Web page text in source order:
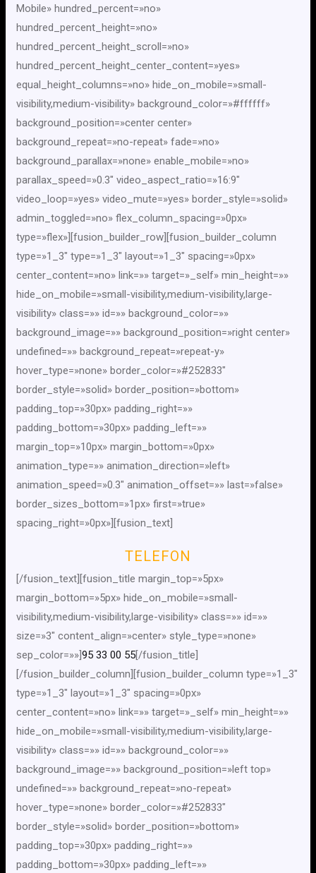
Mobile» hundred_percent=»no»
hundred_percent_height=»no»
hundred_percent_height_scroll=»no»
hundred_percent_height_center_content=»yes»
equal_height_columns=»no» hide_on_mobile=»small-
visibility,medium-visibility» background_color=»#ffffff»
background_position=»center center»
background_repeat=»no-repeat» fade=»no»
background_parallax=»none» enable_mobile=»no»
parallax_speed=»0.3″ video_aspect_ratio=»16:9″
video_loop=»yes» video_mute=»yes» border_style=»solid»
admin_toggled=»no» flex_column_spacing=»0px»
type=»flex»][fusion_builder_row][fusion_builder_column
type=»1_3″ type=»1_3″ layout=»1_3″ spacing=»0px»
center_content=»no» link=»» target=»_self» min_height=»»
hide_on_mobile=»small-visibility,medium-visibility,large-
visibility» class=»» id=»» background_color=»»
background_image=»» background_position=»right center»
undefined=»» background_repeat=»repeat-y»
hover_type=»none» border_color=»#252833″
border_style=»solid» border_position=»bottom»
padding_top=»30px» padding_right=»»
padding_bottom=»30px» padding_left=»»
margin_top=»10px» margin_bottom=»0px»
animation_type=»» animation_direction=»left»
animation_speed=»0.3″ animation_offset=»» last=»false»
border_sizes_bottom=»1px» first=»true»
spacing_right=»0px»][fusion_text]
TELEFON
[/fusion_text][fusion_title margin_top=»5px»
margin_bottom=»5px» hide_on_mobile=»small-
visibility,medium-visibility,large-visibility» class=»» id=»»
size=»3″ content_align=»center» style_type=»none»
sep_color=»»]95 33 00 55[/fusion_title]
[/fusion_builder_column][fusion_builder_column type=»1_3″
type=»1_3″ layout=»1_3″ spacing=»0px»
center_content=»no» link=»» target=»_self» min_height=»»
hide_on_mobile=»small-visibility,medium-visibility,large-
visibility» class=»» id=»» background_color=»»
background_image=»» background_position=»left top»
undefined=»» background_repeat=»no-repeat»
hover_type=»none» border_color=»#252833″
border_style=»solid» border_position=»bottom»
padding_top=»30px» padding_right=»»
padding_bottom=»30px» padding_left=»»